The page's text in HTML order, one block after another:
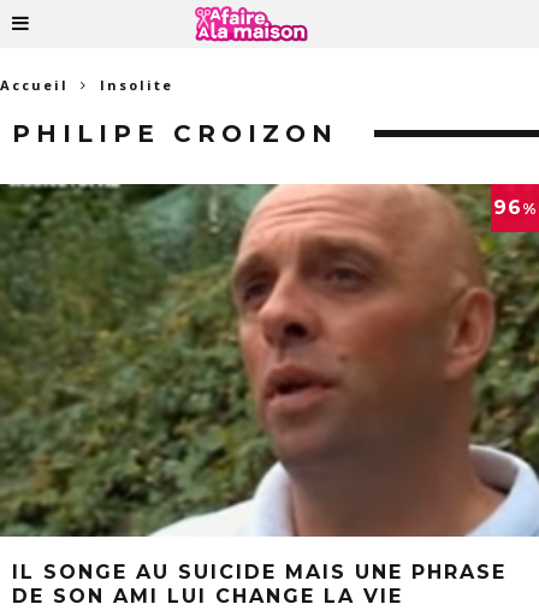
Accueil Insolite
PHILIPE CROIZON
96 %
IL SONGE AU SUICIDE MAIS UNE PHRASE
DE SON AMI LUI CHANGE LA VIE